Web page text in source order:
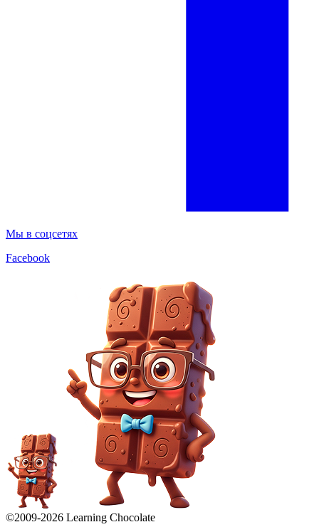
Мы в соцсетях
Facebook
©2009-2026 Learning Chocolate